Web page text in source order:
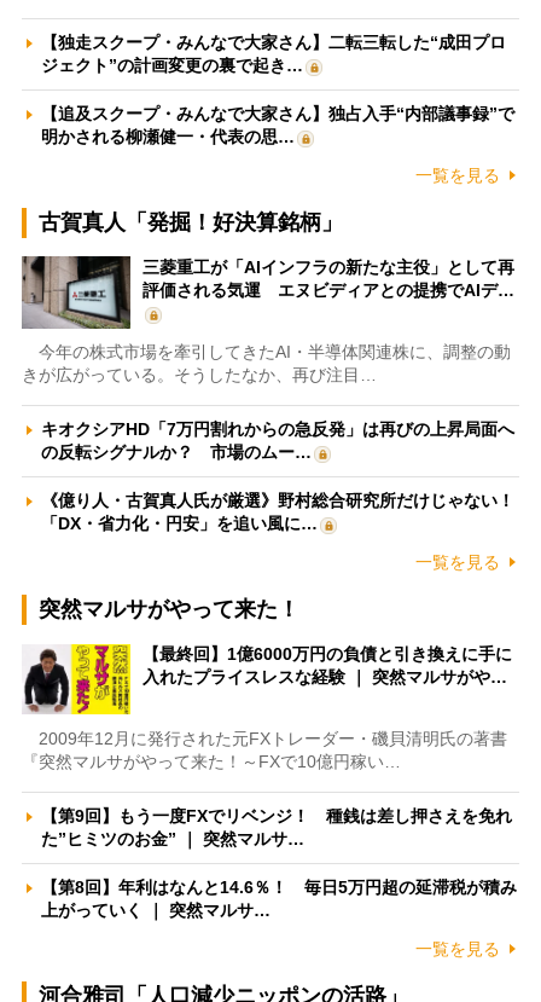
【独走スクープ・みんなで大家さん】二転三転した“成田プロ
ジェクト”の計画変更の裏で起き…
【追及スクープ・みんなで大家さん】独占入手“内部議事録”で
明かされる柳瀬健一・代表の思…
一覧を見る
古賀真人「発掘！好決算銘柄」
三菱重工が「AIインフラの新たな主役」として再
評価される気運 エヌビディアとの提携でAIデ…
今年の株式市場を牽引してきたAI・半導体関連株に、調整の動
きが広がっている。そうしたなか、再び注目…
キオクシアHD「7万円割れからの急反発」は再びの上昇局面へ
の反転シグナルか？ 市場のムー…
《億り人・古賀真人氏が厳選》野村総合研究所だけじゃない！
「DX・省力化・円安」を追い風に…
一覧を見る
突然マルサがやって来た！
【最終回】1億6000万円の負債と引き換えに手に
入れたプライスレスな経験 ｜ 突然マルサがや…
2009年12月に発行された元FXトレーダー・磯貝清明氏の著書
『突然マルサがやって来た！～FXで10億円稼い…
【第9回】もう一度FXでリベンジ！ 種銭は差し押さえを免れ
た”ヒミツのお金” ｜ 突然マルサ…
【第8回】年利はなんと14.6％！ 毎日5万円超の延滞税が積み
上がっていく ｜ 突然マルサ…
一覧を見る
河合雅司「人口減少ニッポンの活路」